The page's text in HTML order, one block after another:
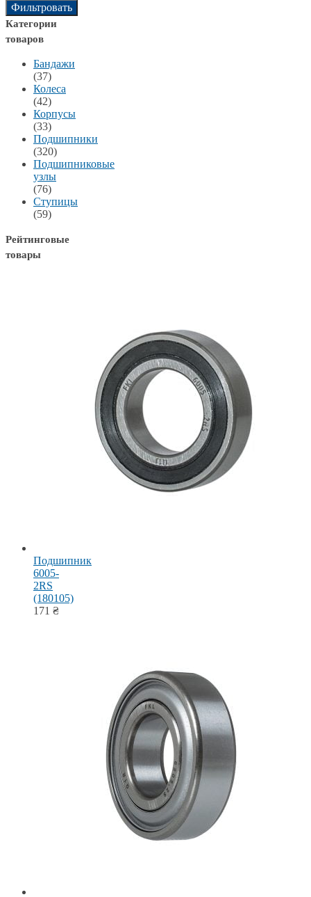
Фильтровать
Категории
товаров
Бандажи
(37)
Колеса
(42)
Корпусы
(33)
Подшипники
(320)
Подшипниковые
узлы
(76)
Ступицы
(59)
Рейтинговые
товары
Подшипник
6005-
2RS
(180105)
171 ₴